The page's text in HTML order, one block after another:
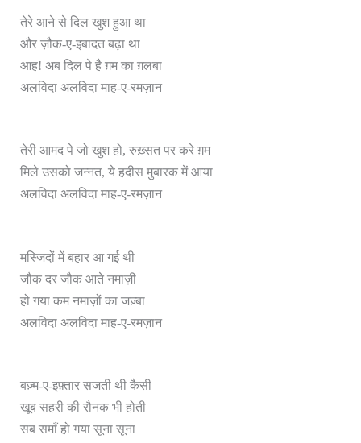
तेरे आने से दिल खुश हुआ था
और ज़ौक-ए-इबादत बढ़ा था
आह! अब दिल पे है ग़म का ग़लबा
अलविदा अलविदा माह-ए-रमज़ान
तेरी आमद पे जो खुश हो, रुख़्सत पर करे ग़म
मिले उसको जन्नत, ये हदीस मुबारक में आया
अलविदा अलविदा माह-ए-रमज़ान
मस्जिदों में बहार आ गई थी
जौक दर जौक आते नमाज़ी
हो गया कम नमाज़ों का जज़्बा
अलविदा अलविदा माह-ए-रमज़ान
बज़्म-ए-इफ़्तार सजती थी कैसी
खूब सहरी की रौनक भी होती
सब समाँ हो गया सूना सूना